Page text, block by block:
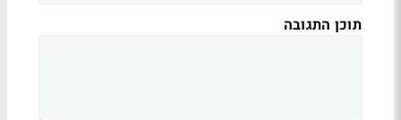
תוכן התגובה